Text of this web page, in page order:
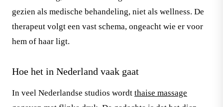
gezien als medische behandeling, niet als wellness. De
therapeut volgt een vast schema, ongeacht wie er voor
hem of haar ligt.
Hoe het in Nederland vaak gaat
In veel Nederlandse studios wordt thaise massage